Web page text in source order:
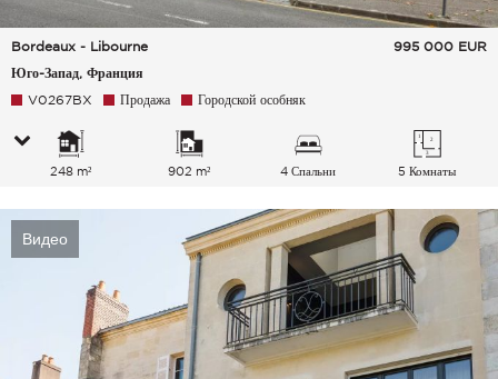
Bordeaux - Libourne
Юго-Запад, Франция
995 000 EUR
V0267BX Продажа Городской особняк
248 m² 902 m² 4 Спальни 5 Комнаты
Видео